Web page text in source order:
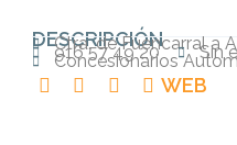
DESCRIPCIÓN
Ctra. de Fuencarral a
916 57 49 20 Sin
Concesionarios
WEB